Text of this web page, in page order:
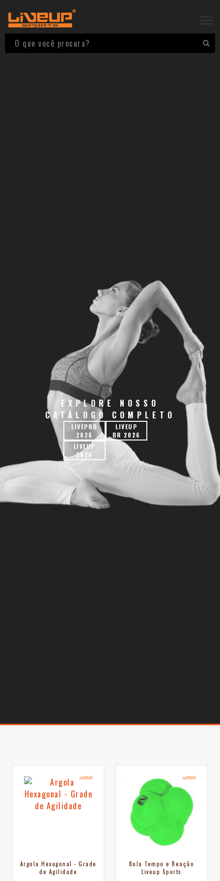
EXPLORE NOSSO
CATÁLOGO COMPLETO
LIVEPRO
2026
LIVEUP
BR 2026
LIVEUP
2026
Argola Hexagonal - Grade
de Agilidade
Bola Tempo e Reação
Liveup Sports